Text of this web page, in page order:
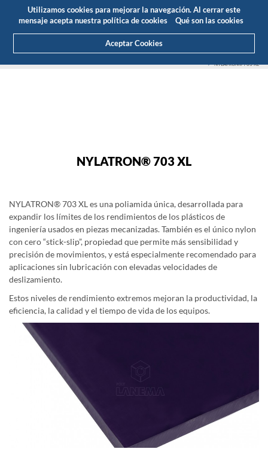
Utilizamos cookies para mejorar la navegación. Al cerrar este
mensaje acepta nuestra política de cookies
Qué son las cookies
Aceptar Cookies
Área Cliente
Presupuesto(0)
NYLATRON® 703 XL
NYLATRON® 703 XL
NYLATRON® 703 XL es una poliamida única, desarrollada para
expandir los límites de los rendimientos de los plásticos de
ingeniería usados en piezas mecanizadas. También es el único nylon
con cero “stick-slip”, propiedad que permite más sensibilidad y
precisión de movimientos, y está especialmente recomendado para
aplicaciones sin lubricación con elevadas velocidades de
deslizamiento.
Estos niveles de rendimiento extremos mejoran la productividad, la
eficiencia, la calidad y el tiempo de vida de los equipos.